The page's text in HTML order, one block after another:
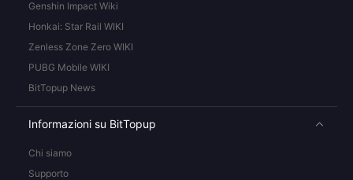
Genshin Impact Wiki
Honkai: Star Rail WIKI
Zenless Zone Zero WIKI
PUBG Mobile WIKI
BitTopup News
Informazioni su BitTopup
Chi siamo
Supporto